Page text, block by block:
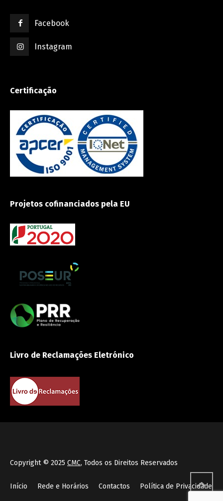
Facebook
Instagram
Certificação
Projetos cofinanciados pela EU
Livro de Reclamações Eletrónico
Copyright © 2025 CMC, Todos os Direitos Reservados
Início Rede e Horários Contactos Política de Privacidade